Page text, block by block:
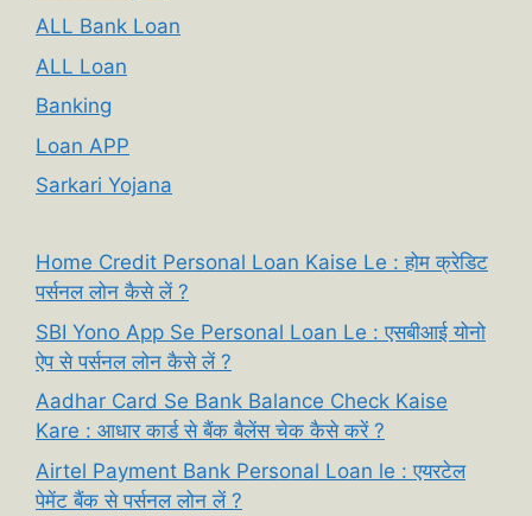
ALL Bank Loan
ALL Loan
Banking
Loan APP
Sarkari Yojana
Home Credit Personal Loan Kaise Le : होम क्रेडिट
पर्सनल लोन कैसे लें ?
SBI Yono App Se Personal Loan Le : एसबीआई योनो
ऐप से पर्सनल लोन कैसे लें ?
Aadhar Card Se Bank Balance Check Kaise
Kare : आधार कार्ड से बैंक बैलेंस चेक कैसे करें ?
Airtel Payment Bank Personal Loan le : एयरटेल
पेमेंट बैंक से पर्सनल लोन लें ?